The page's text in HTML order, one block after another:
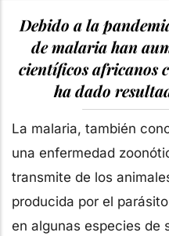
Debido a la
de malaria han
científicos africanos
ha dado
La malaria, también
una enfermedad
transmite de los
producida por el parásito
en algunas especies de